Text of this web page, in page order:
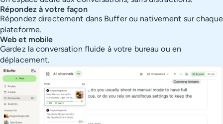
Répondez à votre façon
Répondez directement dans Buffer ou nativement sur chaque
plateforme.
Web et mobile
Gardez la conversation fluide à votre bureau ou en
déplacement.